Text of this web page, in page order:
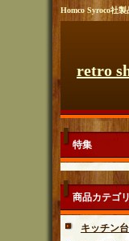
Homco Syroco社
retro
特集
商品カテゴ
キッチン